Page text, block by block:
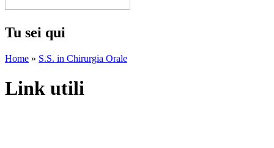
Tu sei qui
Home » S.S. in Chirurgia Orale
Link utili